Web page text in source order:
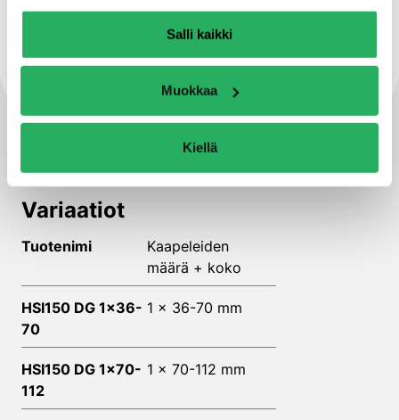
Salli kaikki
Muokkaa
Kiellä
Tekniset tiedot ja kuvat
Variaatiot
Tuotenimi
Kaapeleiden
määrä + koko
HSI150 DG 1x36-
70
1 x 36-70 mm
HSI150 DG 1x70-
112
1 x 70-112 mm